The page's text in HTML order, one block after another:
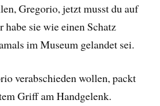
Gregorio, jetzt musst du auf
habe sie wie einen Schatz
im Museum gelandet sei.
verabschieden wollen, packt
Griff am Handgelenk.